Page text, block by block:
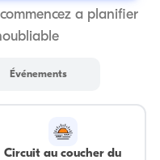
a planifier
Événements
Circuit au coucher du